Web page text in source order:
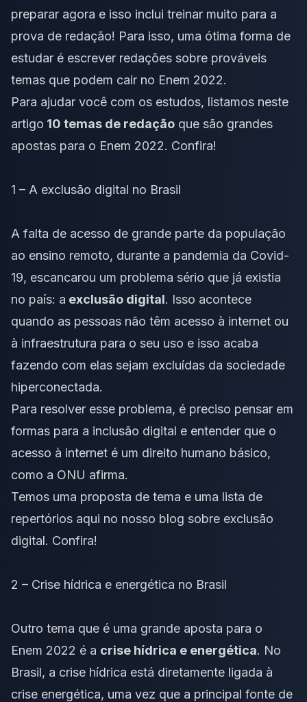
preparar agora e isso inclui treinar muito para a
prova de redação! Para isso, uma ótima forma de
estudar é escrever redações sobre prováveis
temas que podem cair no Enem 2022.
Para ajudar você com os estudos, listamos neste
artigo 10 temas de redação que são grandes
apostas para o Enem 2022. Confira!
1 – A exclusão digital no Brasil
A falta de acesso de grande parte da população
ao ensino remoto, durante a pandemia da Covid-
19, escancarou um problema sério que já existia
no país: a exclusão digital. Isso acontece
quando as pessoas não têm acesso à internet ou
à infraestrutura para o seu uso e isso acaba
fazendo com elas sejam excluídas da sociedade
hiperconectada.
Para resolver esse problema, é preciso pensar em
formas para a inclusão digital e entender que o
acesso à internet é um direito humano básico,
como a ONU afirma.
Temos uma proposta de tema e uma lista de
repertórios aqui no nosso blog sobre exclusão
digital. Confira!
2 – Crise hídrica e energética no Brasil
Outro tema que é uma grande aposta para o
Enem 2022 é a crise hídrica e energética. No
Brasil, a crise hídrica está diretamente ligada à
crise energética, uma vez que a principal fonte de